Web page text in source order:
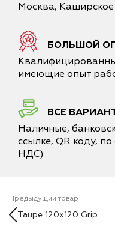
Москва, Каширское
БОЛЬШОЙ
имеющие опыт
ВСЕ
Наличные,
ссылке, QR коду, по
НДС)
Предыдущий товар
Taupe 120x120 Grip